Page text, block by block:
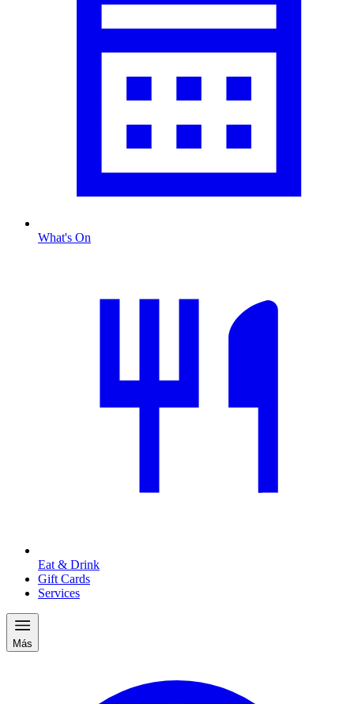
What's On
Eat & Drink
Gift Cards
Services
Más